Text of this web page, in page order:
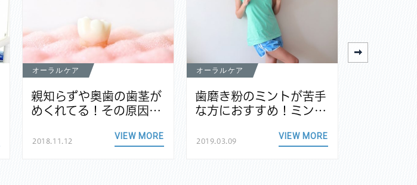
オーラルケア
親知らずや奥歯の歯茎が
めくれてる！その原因…
2018.11.12
VIEW MORE
オーラルケア
歯磨き粉のミントが苦手
な方におすすめ！ミン…
2019.03.09
VIEW MORE